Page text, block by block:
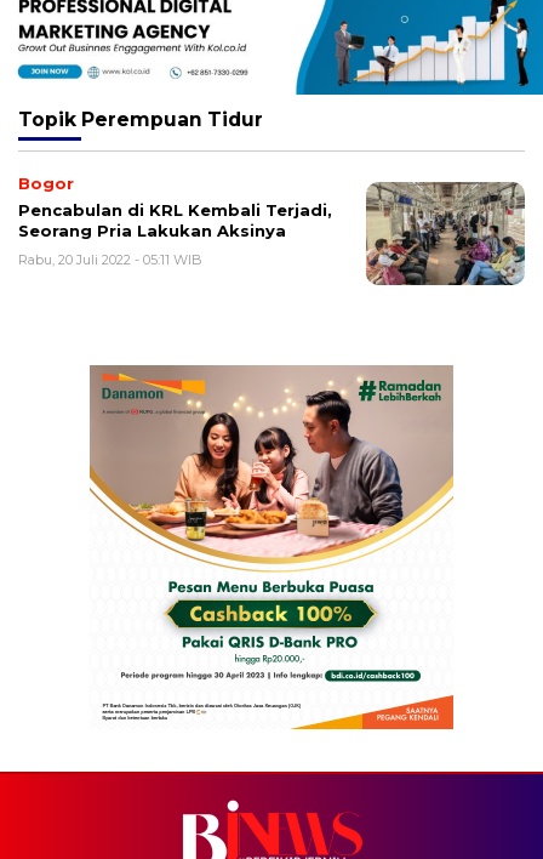
Topik Perempuan Tidur
Bogor
Pencabulan di KRL Kembali Terjadi,
Seorang Pria Lakukan Aksinya
Rabu, 20 Juli 2022 - 05:11 WIB